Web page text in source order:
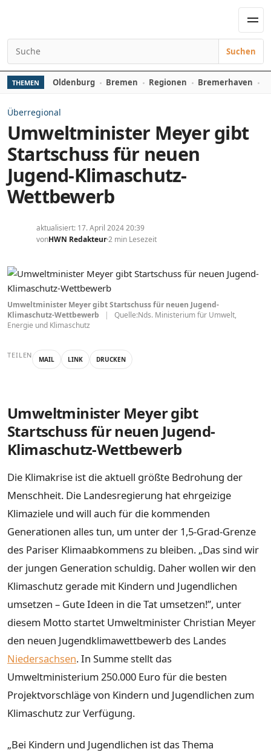
Suchen nach:
Suchen
THEMEN Oldenburg Bremen Regionen Bremerhaven
Überregional
Umweltminister Meyer gibt
Startschuss für neuen
Jugend-Klimaschutz-
Wettbewerb
aktualisiert: 17. April 2024 20:39
vonHWN Redakteur2 min Lesezeit
Umweltminister Meyer gibt Startschuss für neuen Jugend-
Klimaschutz-Wettbewerb
|
Quelle:Nds. Ministerium für Umwelt,
Energie und Klimaschutz
TEILEN MAIL LINK DRUCKEN
Umweltminister Meyer gibt
Startschuss für neuen Jugend-
Klimaschutz-Wettbewerb
Die Klimakrise ist die aktuell größte Bedrohung der
Menschheit. Die Landesregierung hat ehrgeizige
Klimaziele und will auch für die kommenden
Generationen alles tun, um unter der 1,5-Grad-Grenze
des Pariser Klimaabkommens zu bleiben. „Das sind wir
der jungen Generation schuldig. Daher wollen wir den
Klimaschutz gerade mit Kindern und Jugendlichen
umsetzen – Gute Ideen in die Tat umsetzen!”, unter
diesem Motto startet Umweltminister Christian Meyer
den neuen Jugendklimawettbewerb des Landes
Niedersachsen. In Summe stellt das
Umweltministerium 250.000 Euro für die besten
Projektvorschläge von Kindern und Jugendlichen zum
Klimaschutz zur Verfügung.
„Bei Kindern und Jugendlichen ist das Thema